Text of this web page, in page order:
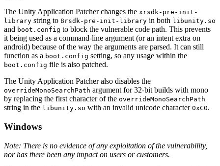
The Unity Application Patcher changes the xrsdk-pre-init-
library string to 8rsdk-pre-init-library in both libunity.so
and boot.config to block the vulnerable code path. This prevents
it being used as a command-line argument (or an intent extra on
android) because of the way the arguments are parsed. It can still
function as a boot.config setting, so any usage within the
boot.config file is also patched.
The Unity Application Patcher also disables the
overrideMonoSearchPath argument for 32-bit builds with mono
by replacing the first character of the overrideMonoSearchPath
string in the libunity.so with an invalid unicode character 0xC0.
Windows
Note: There is no evidence of any exploitation of the vulnerability,
nor has there been any impact on users or customers.